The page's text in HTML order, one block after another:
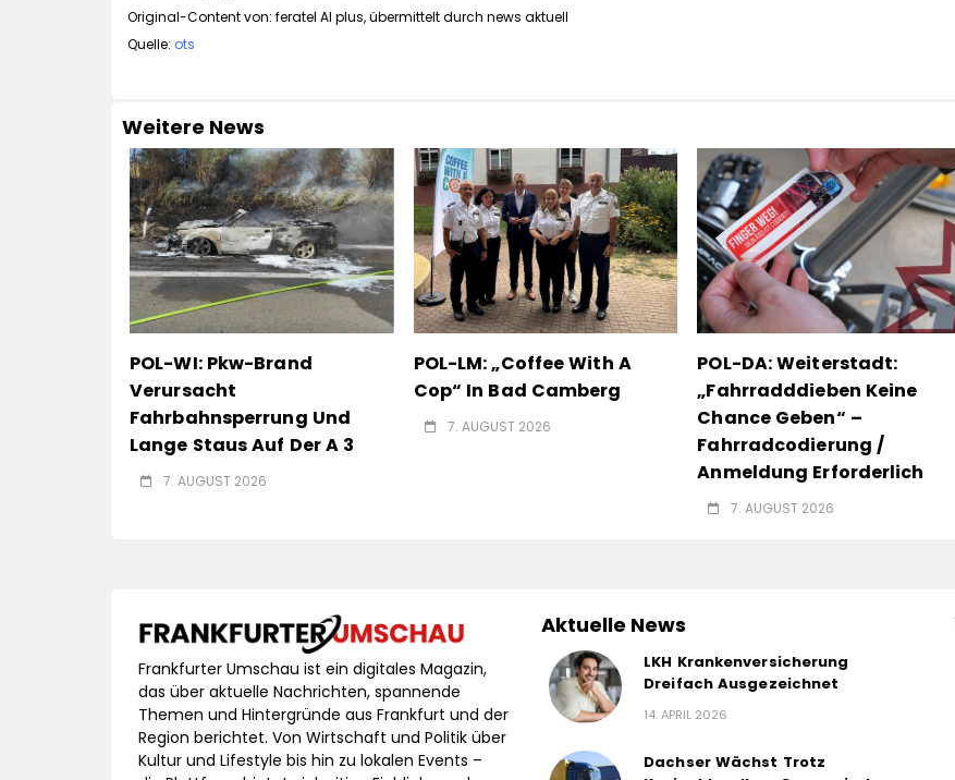
Original-Content von: feratel AI plus, übermittelt durch news aktuell
Quelle: ots
Weitere News
POL-WI: Pkw-Brand
Verursacht
Fahrbahnsperrung Und
Lange Staus Auf Der A 3
7. AUGUST 2026
POL-LM: „Coffee With A
Cop“ In Bad Camberg
7. AUGUST 2026
POL-DA: Weiterstadt:
„Fahrradddieben Keine
Chance Geben“ –
Fahrradcodierung /
Anmeldung Erforderlich
7. AUGUST 2026
Frankfurter Umschau ist ein digitales Magazin,
das über aktuelle Nachrichten, spannende
Themen und Hintergründe aus Frankfurt und der
Region berichtet. Von Wirtschaft und Politik über
Kultur und Lifestyle bis hin zu lokalen Events –
Aktuelle News
LKH Krankenversicherung
Dreifach Ausgezeichnet
14. APRIL 2026
Dachser Wächst Trotz